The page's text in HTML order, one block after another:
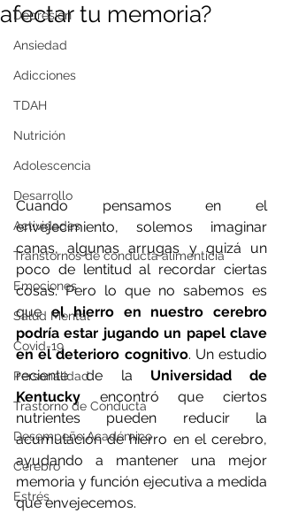
Depresión
Ansiedad
Adicciones
TDAH
Nutrición
Adolescencia
Desarrollo
Actividades
Transtornos de conducta alimenticia
Emociones
Salud Mental
Covid-19
Personalidad
Trastorno de Conducta
Desempeño Académico
Cerebro
Estrés
afectar tu memoria?
Cuando pensamos en el
envejecimiento, solemos imaginar
canas, algunas arrugas y quizá un
poco de lentitud al recordar ciertas
cosas. Pero lo que no sabemos es
que el hierro en nuestro cerebro
podría estar jugando un papel clave
en el deterioro cognitivo. Un estudio
reciente de la Universidad de
Kentucky encontró que ciertos
nutrientes pueden reducir la
acumulación de hierro en el cerebro,
ayudando a mantener una mejor
memoria y función ejecutiva a medida
que envejecemos.